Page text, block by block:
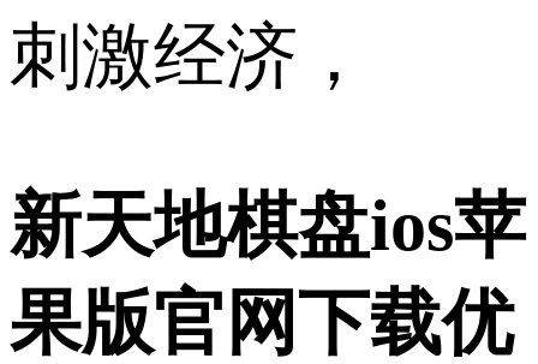
刺激经济，
新天地棋盘ios苹
果版官网下载优